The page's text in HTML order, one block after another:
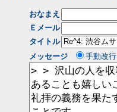
おなまえ
Ｅメール
タイトル
メッセージ
手動改行